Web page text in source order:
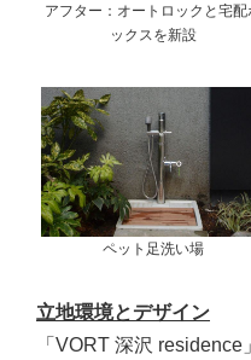
アフター：オートロックと宅配
ックスを新設
ペット足洗い場
立地環境とデザイン
「VORT 深沢